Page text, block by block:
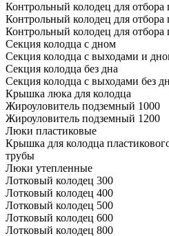
Контрольный колодец для отбора
Контрольный колодец для отбора
Контрольный колодец для отбора
Секция колодца с дном
Секция колодца с выходами и
Секция колодца без дна
Секция колодца с выходами без
Крышка люка для колодца
Жироуловитель подземный 1000
Жироуловитель подземный 1200
Люки пластиковые
Крышка для колодца
трубы
Люки утепленные
Лотковый колодец 300
Лотковый колодец 400
Лотковый колодец 500
Лотковый колодец 600
Лотковый колодец 800